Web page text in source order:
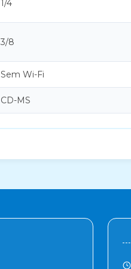
1/4
3/8
Sem Wi-Fi
CD-MS